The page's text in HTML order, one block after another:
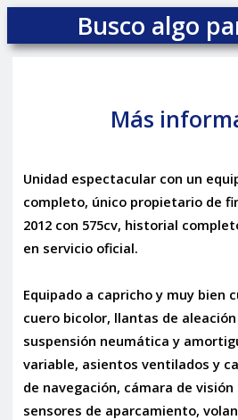
Busco algo
Más
Unidad espectacular con un
completo, único propietario de
2012 con 575cv, historial
en servicio oficial.
Equipado a capricho y muy bien
cuero bicolor, llantas de aleación
suspensión neumática y
variable, asientos ventilados y
de navegación, cámara de
sensores de aparcamiento,